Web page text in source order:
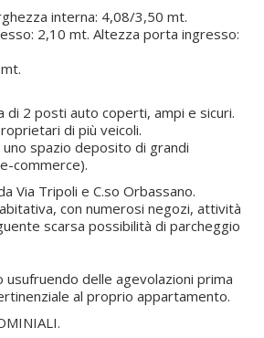
interna: 4,08/3,50 mt.
2,10 mt. Altezza porta ingresso:
di 2 posti auto coperti, ampi e sicuri.
di più veicoli.
spazio deposito di grandi
commerce).
Via Tripoli e C.so Orbassano.
con numerosi negozi, attività
scarsa possibilità di parcheggio
usufruendo delle agevolazioni prima
al proprio appartamento.